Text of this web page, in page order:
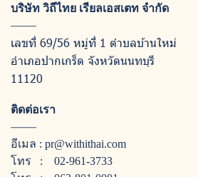
บริษัท วิถีไทย เรียลเอสเตท จำกัด
เลขที่ 69/56 หมู่ที่ 1 ตำบลบ้านใหม่
อำเภอปากเกร็ด จังหวัดนนทบุรี
11120
ติดต่อเรา
อีเมล : pr@withithai.com
โทร : 02-961-3733